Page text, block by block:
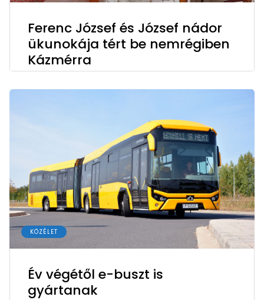
Ferenc József és József nádor
ükunokája tért be nemrégiben
Kázmérra
KÖZÉLET
Év végétől e-buszt is
gyártanak